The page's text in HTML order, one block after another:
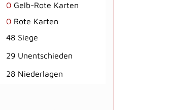
0Gelb-Rote Karten
0Rote Karten
48 Siege
29 Unentschieden
28 Niederlagen